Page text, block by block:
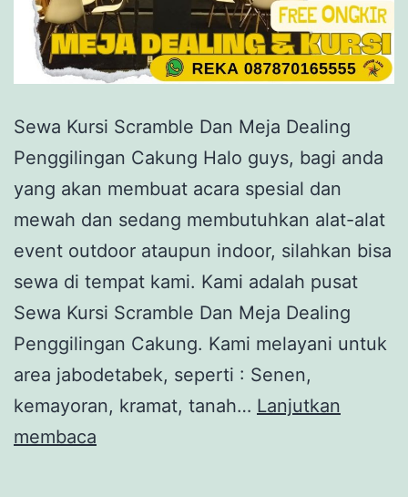
Sewa Kursi Scramble Dan Meja Dealing
Penggilingan Cakung Halo guys, bagi anda
yang akan membuat acara spesial dan
mewah dan sedang membutuhkan alat-alat
event outdoor ataupun indoor, silahkan bisa
sewa di tempat kami. Kami adalah pusat
Sewa Kursi Scramble Dan Meja Dealing
Penggilingan Cakung. Kami melayani untuk
area jabodetabek, seperti : Senen,
kemayoran, kramat, tanah… Lanjutkan
membaca